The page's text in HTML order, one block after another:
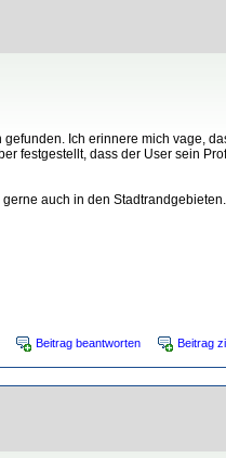
Ich erinnere mich vage,
festgestellt, dass der User sein
auch in den Stadtrandgebieten.
Beitrag beantworten Beitrag